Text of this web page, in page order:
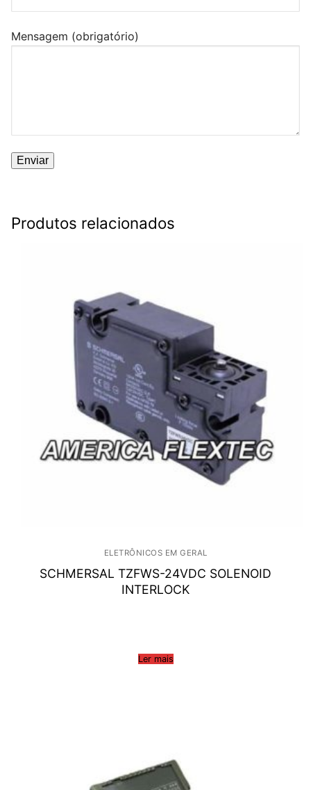
Mensagem (obrigatório)
Produtos relacionados
ELETRÔNICOS EM GERAL
SCHMERSAL TZFWS-24VDC SOLENOID
INTERLOCK
Ler mais